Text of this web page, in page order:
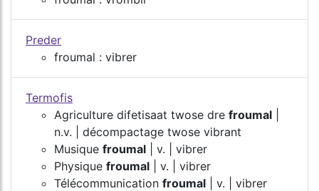
Preder
froumal : vibrer
Termofis
Agriculture difetisaat twose dre froumal
n.v. | décompactage twose vibrant
Musique froumal | v. | vibrer
Physique froumal | v. | vibrer
Télécommunication froumal | v. | vibrer